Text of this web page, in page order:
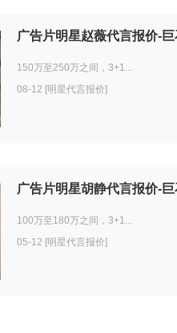
广告片明星赵薇代言报价-
150万至250万之间，3+1...
08-12 [明星代言报价]
广告片明星胡静代言报价-
100万至180万之间，3+1...
05-12 [明星代言报价]